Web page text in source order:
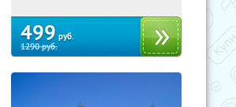
499 руб.
1290руб.